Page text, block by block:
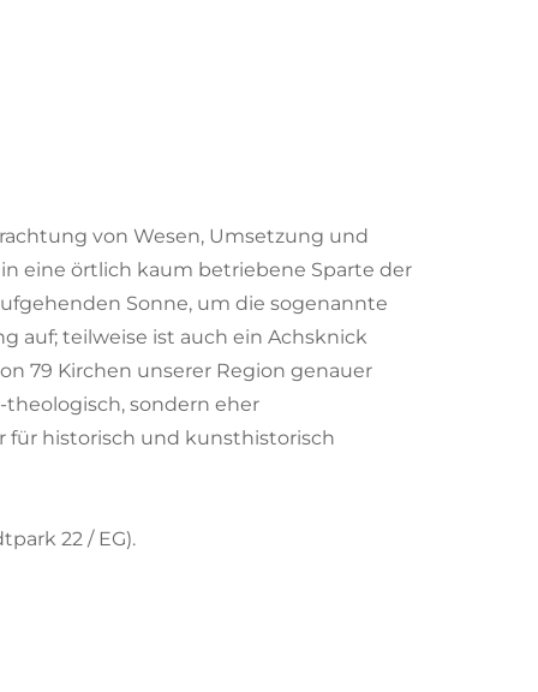
von Wesen, Umsetzung und
eine örtlich kaum betriebene Sparte der
Sonne, um die sogenannte
auf; teilweise ist auch ein Achsknick
79 Kirchen unserer Region genauer
sondern eher
für historisch und kunsthistorisch
22 / EG).